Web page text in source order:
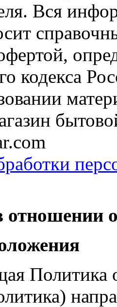
Вся
кодекса
отношении
Политика